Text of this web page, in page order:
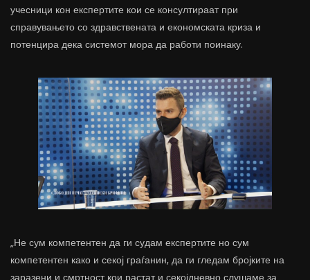
учесници кон експертите кои се консултираат при
справувањето со здравствената и економската криза и
потенцира дека системот мора да работи поинаку.
„Не сум компетентен да ги судам експертите но сум
компетентен како и секој граѓанин, да ги гледам бројките на
заразени и смртност кои растат и секојдневно слушаме за